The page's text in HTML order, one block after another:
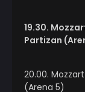
19.30.
Partizan
20.00.
(Arena 5)